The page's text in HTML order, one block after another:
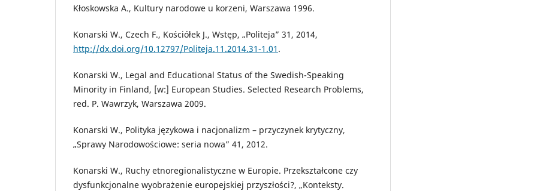
Kłoskowska A., Kultury narodowe u korzeni, Warszawa 1996.
Konarski W., Czech F., Kościółek J., Wstęp, „Politeja” 31, 2014,
http://dx.doi.org/10.12797/Politeja.11.2014.31-1.01 .
Konarski W., Legal and Educational Status of the Swedish-Speaking
Minority in Finland, [w:] European Studies. Selected Research Problems,
red. P. Wawrzyk, Warszawa 2009.
Konarski W., Polityka językowa i nacjonalizm – przyczynek krytyczny,
„Sprawy Narodowościowe: seria nowa” 41, 2012.
Konarski W., Ruchy etnoregionalistyczne w Europie. Przekształcone czy
dysfunkcjonalne wyobrażenie europejskiej przyszłości?, „Konteksty.